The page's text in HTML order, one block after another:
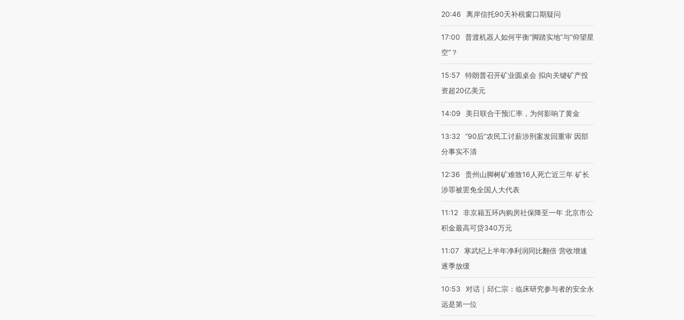
20:46 离岸信托90天补税窗口期疑问
17:00
普渡机器人如何平衡“脚踏实地”与“仰望星
空”？
15:57 特朗普召开矿业圆桌会 拟向关键矿产投
资超20亿美元
14:09 美日联合干预汇率，为何影响了黄金
13:32 “90后”农民工讨薪涉刑案发回重审 因部
分事实不清
12:36
贵州山脚树矿难致16人死亡近三年 矿长
涉罪被罢免全国人大代表
11:12 非京籍五环内购房社保降至一年 北京市公
积金最高可贷340万元
11:07
寒武纪上半年净利润同比翻倍 营收增速
逐季放缓
10:53
对话｜邱仁宗：临床研究参与者的安全永
远是第一位